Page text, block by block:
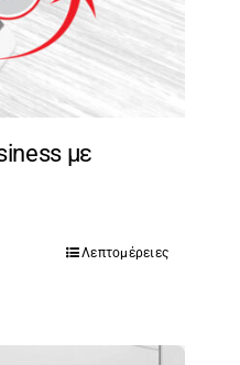
με
Λεπτομέρειες